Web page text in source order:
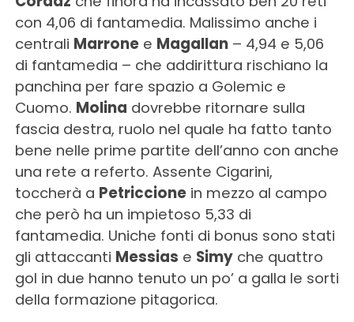
con 4,06 di fantamedia. Malissimo anche i
centrali Marronee Magallan– 4,94 e 5,06
di fantamedia – che addirittura rischiano la
panchina per fare spazio a Golemic e
Cuomo. Molina dovrebbe ritornare sulla
fascia destra, ruolo nel quale ha fatto tanto
bene nelle prime partite dell’anno con anche
una rete a referto. Assente Cigarini,
toccherà a Petriccionein mezzo al campo
che però ha un impietoso 5,33 di
fantamedia. Uniche fonti di bonus sono stati
gli attaccanti Messias e Simyche quattro
gol in due hanno tenuto un po’ a galla le sorti
della formazione pitagorica.